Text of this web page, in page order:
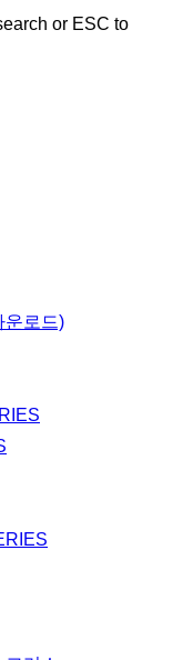
or ESC to
운로드)